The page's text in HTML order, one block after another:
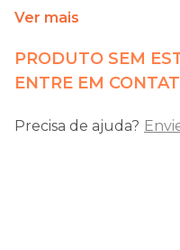
Ver mais
PRODUTO SEM
ENTRE EM
Precisa de ajuda?